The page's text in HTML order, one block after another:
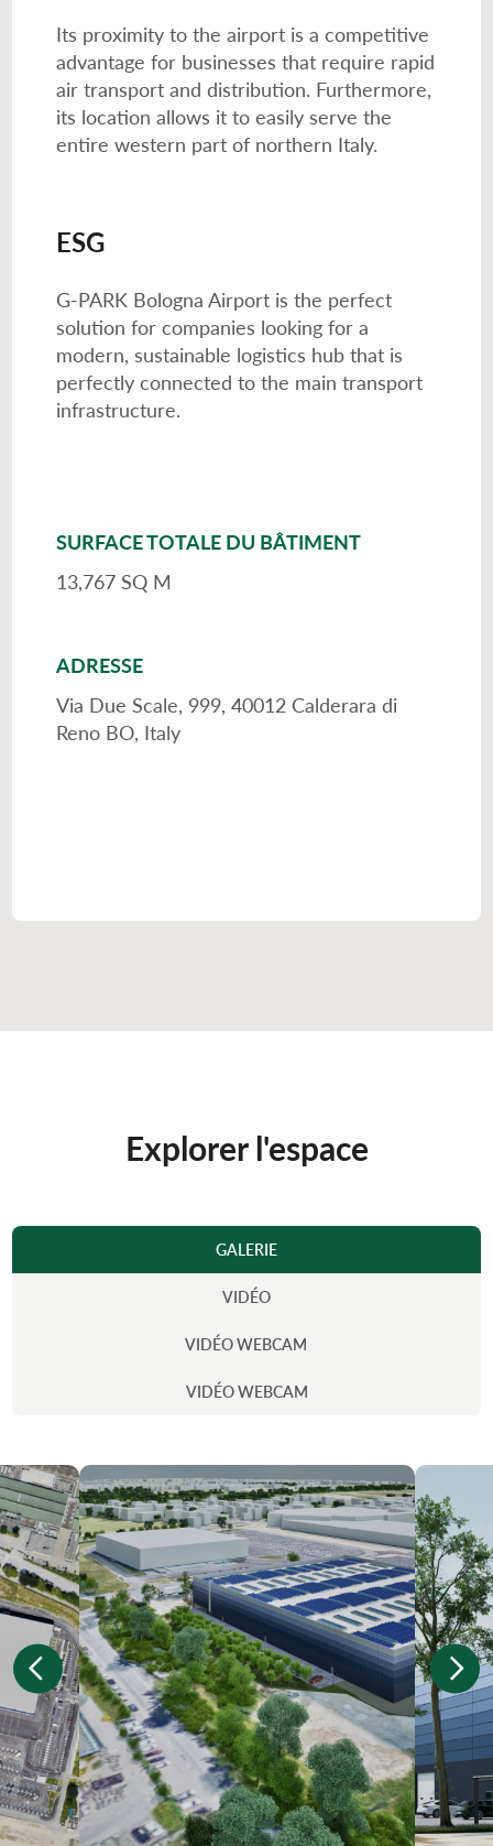
Its proximity to the airport is a competitive
advantage for businesses that require rapid
air transport and distribution. Furthermore,
its location allows it to easily serve the
entire western part of northern Italy.
ESG
G-PARK Bologna Airport is the perfect
solution for companies looking for a
modern, sustainable logistics hub that is
perfectly connected to the main transport
infrastructure.
SURFACE TOTALE DU BÂTIMENT
13,767 SQ M
ADRESSE
Via Due Scale, 999, 40012 Calderara di
Reno BO, Italy
Explorer l'espace
GALERIE
VIDÉO
VIDÉO WEBCAM
VIDÉO WEBCAM